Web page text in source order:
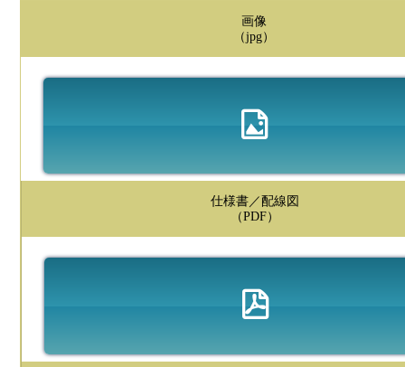
画像
（jpg）
仕様書／配線図
（PDF）